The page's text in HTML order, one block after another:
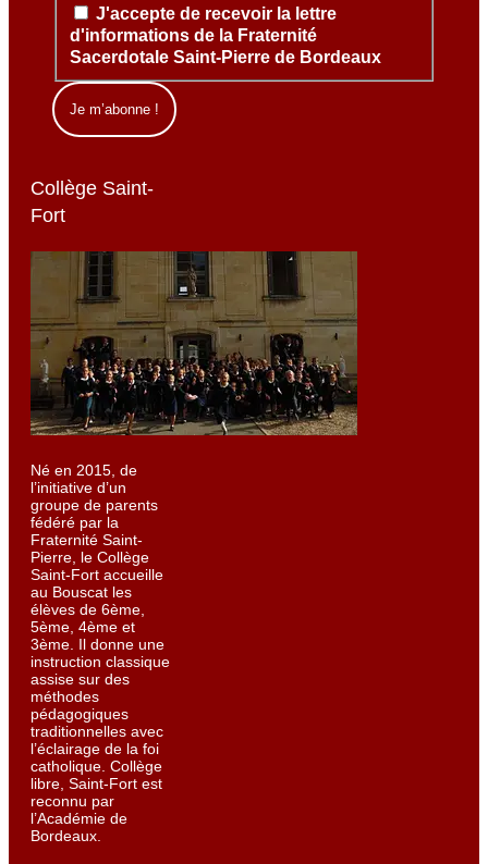
J'accepte de recevoir la lettre
d'informations de la Fraternité
Sacerdotale Saint-Pierre de Bordeaux
Collège Saint-
Fort
Né en 2015, de
l’initiative d’un
groupe de parents
fédéré par la
Fraternité Saint-
Pierre, le Collège
Saint-Fort accueille
au Bouscat les
élèves de 6ème,
5ème, 4ème et
3ème. Il donne une
instruction classique
assise sur des
méthodes
pédagogiques
traditionnelles avec
l’éclairage de la foi
catholique. Collège
libre, Saint-Fort est
reconnu par
l’Académie de
Bordeaux.